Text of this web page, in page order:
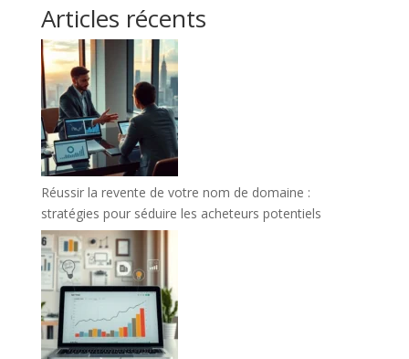
Articles récents
Réussir la revente de votre nom de domaine :
stratégies pour séduire les acheteurs potentiels